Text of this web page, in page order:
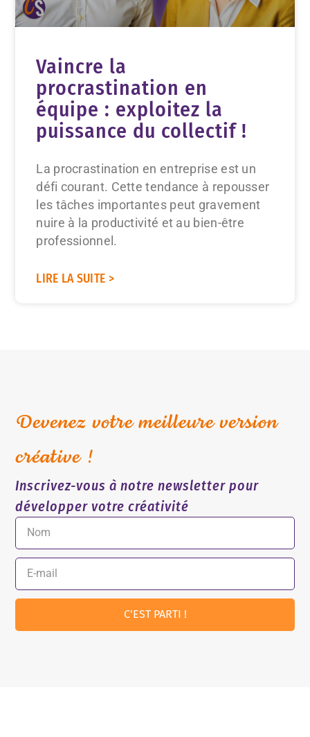
Vaincre la
procrastination en
équipe : exploitez la
puissance du collectif !
La procrastination en entreprise est un
défi courant. Cette tendance à repousser
les tâches importantes peut gravement
nuire à la productivité et au bien-être
professionnel.
LIRE LA SUITE >
Devenez votre meilleure version
créative !
Inscrivez-vous à notre newsletter pour
développer votre créativité
C'EST PARTI !